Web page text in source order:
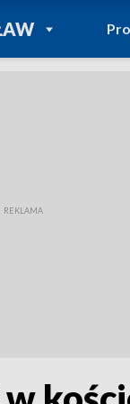
POWRÓT DO
REGIONY